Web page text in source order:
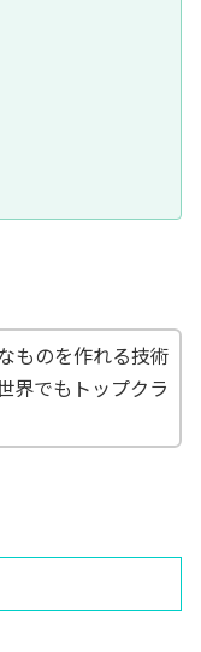
ものを作れる技術
界でもトップクラ